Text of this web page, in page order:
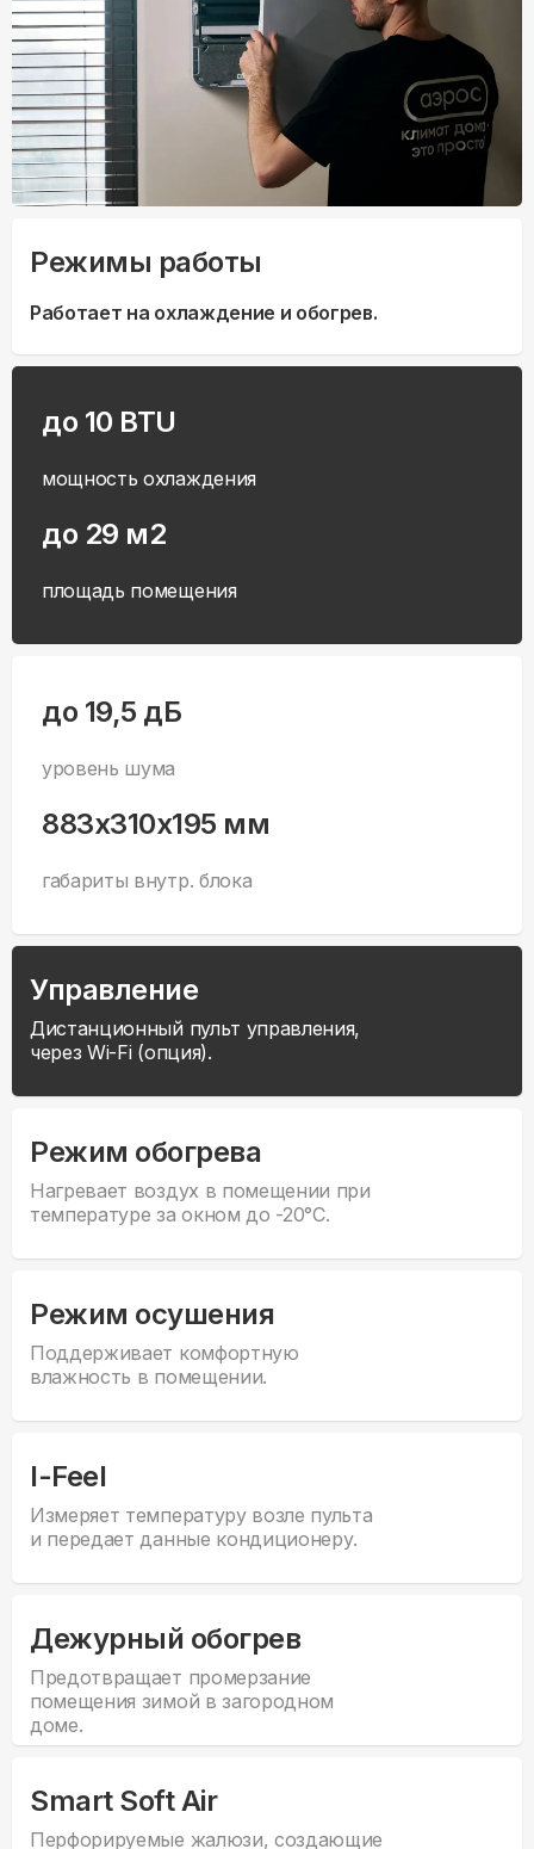
Режимы работы
Работает на охлаждение и обогрев.
до 10 BTU
мощность охлаждения
до 29 м2
площадь помещения
до 19,5 дБ
уровень шума
883x310x195 мм
габариты внутр. блока
Управление
Дистанционный пульт управления,
через Wi-Fi (опция).
Режим обогрева
Нагревает воздух в помещении при
температуре за окном до -20°С.
Режим осушения
Поддерживает комфортную
влажность в помещении.
I-Feel
Измеряет температуру возле пульта
и передает данные кондиционеру.
Дежурный обогрев
Предотвращает промерзание
помещения зимой в загородном
доме.
Smart Soft Air
Перфорируемые жалюзи, создающие